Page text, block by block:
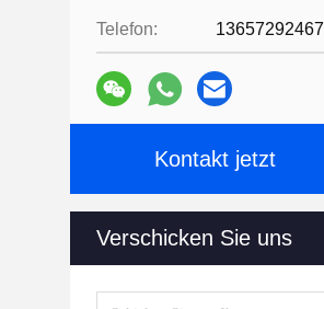
Telefon: 13657292467
Kontakt jetzt
Verschicken Sie uns